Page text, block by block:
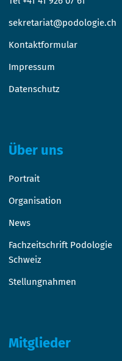
Über uns
Portrait
Organisation
News
Fachzeitschrift Podologie
Schweiz
Stellungnahmen
sekretariat@podologie.ch
Kontaktformular
Impressum
Datenschutz
Mitglieder